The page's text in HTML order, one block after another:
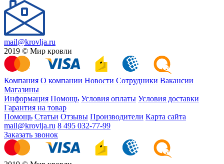
mail@krovlja.ru
2019 © Мир кровли
Компания О компании Новости Сотрудники Вакансии
Магазины
Информация Помощь Условия оплаты Условия доставки
Гарантия на товар
Помощь Статьи Отзывы Производители Карта сайта
mail@krovlja.ru 8 495 032-77-99
Заказать звонок